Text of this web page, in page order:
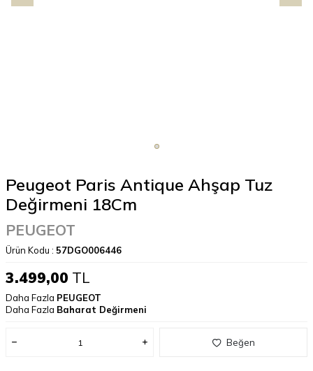
Peugeot Paris Antique Ahşap Tuz
Değirmeni 18Cm
PEUGEOT
Ürün Kodu : 57DGO006446
3.499,00 TL
Daha Fazla PEUGEOT
Daha Fazla Baharat Değirmeni
Beğen